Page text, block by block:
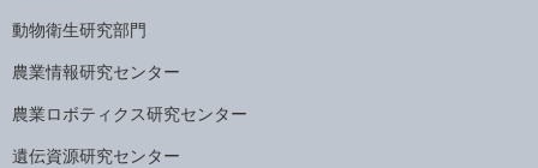
動物衛生研究部門
農業情報研究センター
農業ロボティクス研究センター
遺伝資源研究センター